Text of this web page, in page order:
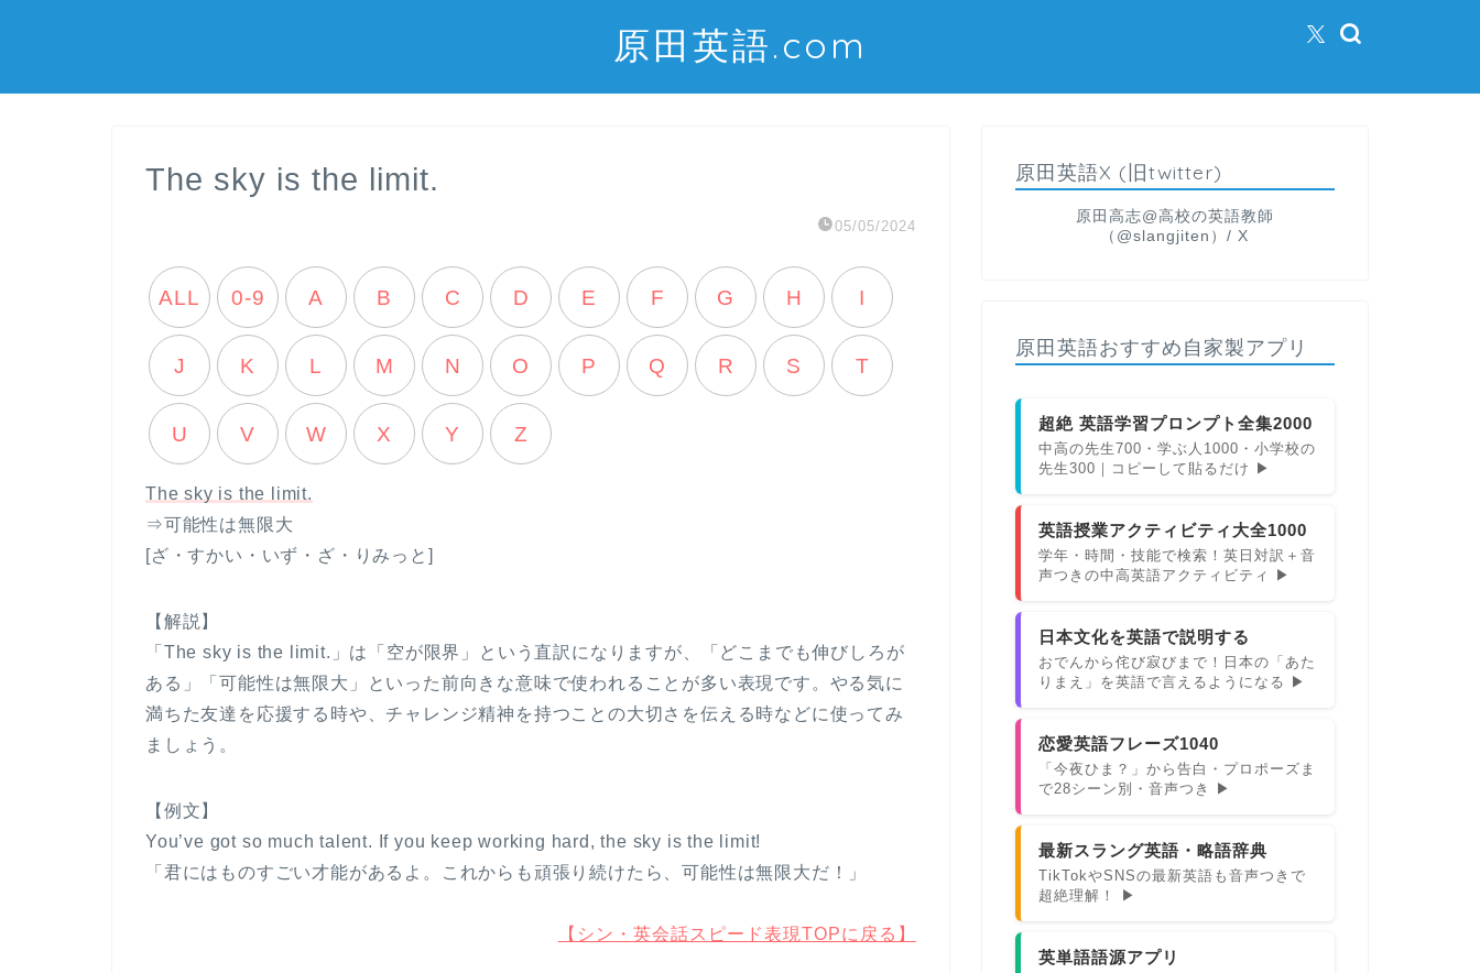
原田英語.com
The sky is the limit.
05/05/2024
ALL 0-9 A B C D E F G H I
J K L M N O P Q R S T
U V W X Y Z
The sky is the limit.
⇒可能性は無限大
[ざ・すかい・いず・ざ・りみっと]
【解説】
「The sky is the limit.」は「空が限界」という直訳になりますが、「どこまでも伸びしろが
ある」「可能性は無限大」といった前向きな意味で使われることが多い表現です。やる気に
満ちた友達を応援する時や、チャレンジ精神を持つことの大切さを伝える時などに使ってみ
ましょう。
【例文】
You’ve got so much talent. If you keep working hard, the sky is the limit!
「君にはものすごい才能があるよ。これからも頑張り続けたら、可能性は無限大だ！」
【シン・英会話スピード表現TOPに戻る】
原田英語X (旧twitter)
原田高志@高校の英語教師
（@slangjiten）/ X
原田英語おすすめ自家製アプリ
超絶 英語学習プロンプト全集2000
中高の先生700・学ぶ人1000・小学校の
先生300｜コピーして貼るだけ ▶
英語授業アクティビティ大全1000
学年・時間・技能で検索！英日対訳＋音
声つきの中高英語アクティビティ ▶
日本文化を英語で説明する
おでんから侘び寂びまで！日本の「あた
りまえ」を英語で言えるようになる ▶
恋愛英語フレーズ1040
「今夜ひま？」から告白・プロポーズま
で28シーン別・音声つき ▶
最新スラング英語・略語辞典
TikTokやSNSの最新英語も音声つきで
超絶理解！ ▶
英単語語源アプリ